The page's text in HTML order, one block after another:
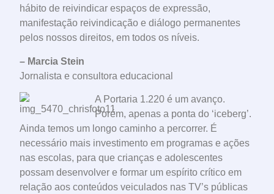
hábito de reivindicar espaços de expressão,
manifestação reivindicação e diálogo permanentes
pelos nossos direitos, em todos os níveis.
– Marcia Stein
Jornalista e consultora educacional
A Portaria 1.220 é um avanço.
Porém, apenas a ponta do ‘iceberg’.
Ainda temos um longo caminho a percorrer. É
necessário mais investimento em programas e ações
nas escolas, para que crianças e adolescentes
possam desenvolver e formar um espírito crítico em
relação aos conteúdos veiculados nas TV’s públicas